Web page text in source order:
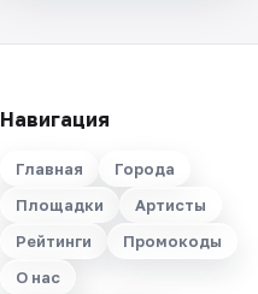
Навигация
Главная
Города
Площадки
Артисты
Рейтинги
Промокоды
О нас